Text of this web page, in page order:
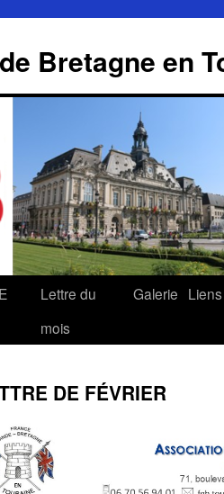
Bretagne en
Lettre du
mois
Galerie Liens
DE FÉVRIER